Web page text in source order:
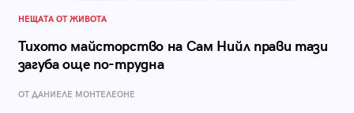
НЕЩАТА ОТ ЖИВОТА
Тихото майсторство на Сам Нийл прави тази
загуба още по-трудна
ОТ ДАНИЕЛЕ МОНТЕЛЕОНЕ